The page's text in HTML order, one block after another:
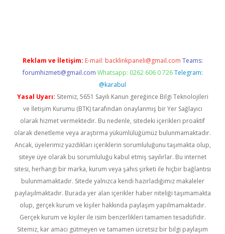
Reklam ve İletişim: E-mail: backlinkpaneli@gmail.com Teams:
forumhizmeti@gmail.com Whatsapp: 0262 606 0 726 Telegram:
@karabul
Yasal Uyarı: Sitemiz, 5651 Sayılı Kanun gereğince Bilgi Teknolojileri
ve İletişim Kurumu (BTK) tarafından onaylanmış bir Yer Sağlayıcı
olarak hizmet vermektedir. Bu nedenle, sitedeki içerikleri proaktif
olarak denetleme veya araştırma yükümlülüğümüz bulunmamaktadır.
Ancak, üyelerimiz yazdıkları içeriklerin sorumluluğunu taşımakta olup,
siteye üye olarak bu sorumluluğu kabul etmiş sayılırlar. Bu internet
sitesi, herhangi bir marka, kurum veya şahıs şirketi ile hiçbir bağlantısı
bulunmamaktadır. Sitede yalnızca kendi hazırladığımız makaleler
paylaşılmaktadır. Burada yer alan içerikler haber niteliği taşımamakta
olup, gerçek kurum ve kişiler hakkında paylaşım yapılmamaktadır.
Gerçek kurum ve kişiler ile isim benzerlikleri tamamen tesadüfidir.
Sitemiz, kar amacı gütmeyen ve tamamen ücretsiz bir bilgi paylaşım